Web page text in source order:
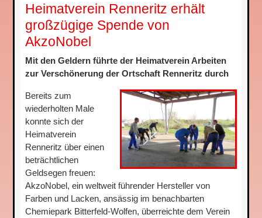
Heimatverein Renneritz erhält
großzügige Spende von
AkzoNobel
Mit den Geldern führte der Heimatverein Arbeiten
zur Verschönerung der Ortschaft Renneritz durch
Bereits zum
wiederholten Male
konnte sich der
Heimatverein
Renneritz über einen
beträchtlichen
Geldsegen freuen:
AkzoNobel, ein weltweit führender Hersteller von
Farben und Lacken, ansässig im benachbarten
Chemiepark Bitterfeld-Wolfen, überreichte dem Verein